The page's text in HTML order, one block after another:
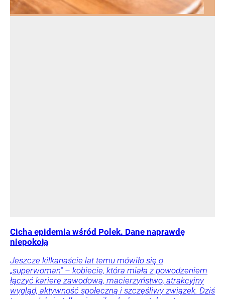
Cicha epidemia wśród Polek. Dane naprawdę
niepokoją
Jeszcze kilkanaście lat temu mówiło się o
„superwoman” – kobiecie, która miała z powodzeniem
łączyć karierę zawodową, macierzyństwo, atrakcyjny
wygląd, aktywność społeczną i szczęśliwy związek. Dziś